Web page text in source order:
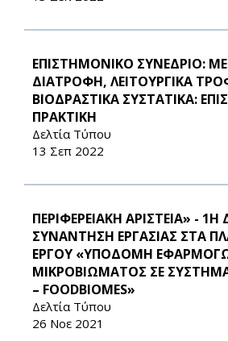
ΕΠΙΣΤΗΜΟΝΙΚΟ ΣΥΝΕΔΡΙΟ:
ΔΙΑΤΡΟΦΗ, ΛΕΙΤΟΥΡΓΙΚΑ
ΒΙΟΔΡΑΣΤΙΚΑ ΣΥΣΤΑΤΙΚΑ:
ΠΡΑΚΤΙΚΗ
Δελτία Τύπου
13 Σεπ 2022
ΠΕΡΙΦΕΡΕΙΑΚΗ ΑΡΙΣΤΕΙΑ» -
ΣΥΝΑΝΤΗΣΗ ΕΡΓΑΣΙΑΣ ΣΤΑ
ΕΡΓΟΥ «ΥΠΟΔΟΜΗ
ΜΙΚΡΟΒΙΩΜΑΤΟΣ ΣΕ
– FOODBIOMES»
Δελτία Τύπου
26 Νοε 2021